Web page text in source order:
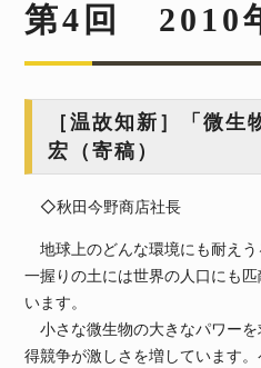
第4回 2010
［温故知新］「微
宏（寄稿）
◇秋田今野商店社長
地球上のどんな環境にも耐えう
一握りの土には世界の人口にも
います。
小さな微生物の大きなパワー
得競争が激しさを増しています